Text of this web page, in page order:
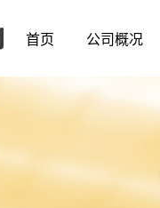
首页 公司概况